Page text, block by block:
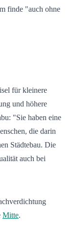
finde "auch ohne
für kleinere
und höhere
"Sie haben eine
die darin
Städtebau. Die
auch bei
Mitte.